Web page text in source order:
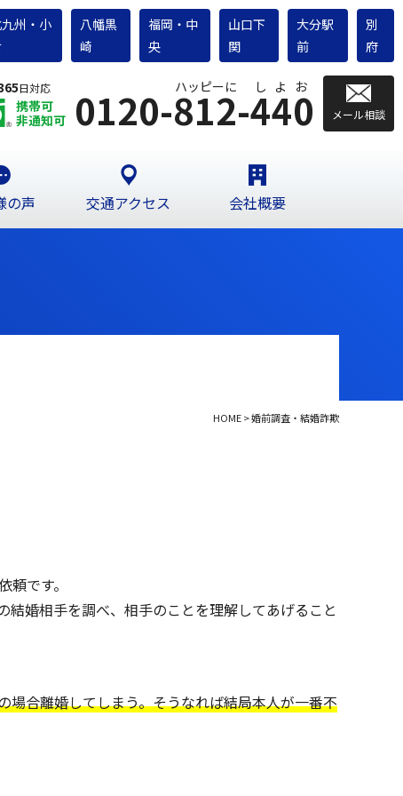
州・小
八幡黒
崎
福岡・中
央
山口下
関
大分駅
前
別
府
日対応
携帯可
非通知可
ハッピーに しよお
0120-812-440 メール相談
の声 交通アクセス 会社概要
HOME>婚前調査・結婚詐欺
です。
婚相手を調べ、相手のことを理解してあげること
合離婚してしまう。そうなれば結局本人が一番不